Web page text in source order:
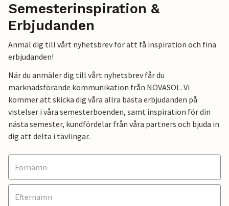
Semesterinspiration &
Erbjudanden
Anmäl dig till vårt nyhetsbrev för att få inspiration och fina
erbjudanden!
När du anmäler dig till vårt nyhetsbrev får du
marknadsförande kommunikation från NOVASOL. Vi
kommer att skicka dig våra allra bästa erbjudanden på
vistelser i våra semesterboenden, samt inspiration för din
nästa semester, kundfördelar från våra partners och bjuda in
dig att delta i tävlingar.